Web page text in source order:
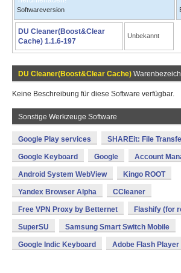
Softwareversion
DU Cleaner(Boost&Clear
Cache) 1.1.6-197
Unbekannt
DU Cleaner(Boost&Clear Cache)
Keine Beschreibung für diese Software verfügbar.
Sonstige Werkzeuge Software
Google Play services SHAREit: File
Google Keyboard Google Account
Android System WebView Kingo ROOT
Yandex Browser Alpha CCleaner
Free VPN Proxy by Betternet Flashify (for
SuperSU Samsung Smart Switch Mobile
Google Indic Keyboard Adobe Flash Player